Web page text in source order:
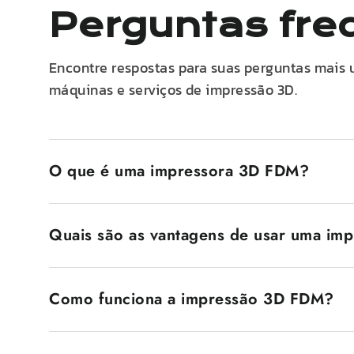
Perguntas
Encontre respostas para suas perguntas mais
máquinas e serviços de impressão 3D.
O que é uma impressora 3D FDM?
por camada de filamento de plástico fundido. O
usuários iniciantes e profissionais.
Quais são as vantagens de usar uma
Essa economia as torna acessíveis a um amplo
versáteis, o que permite seu uso em uma ampla
Como funciona a impressão 3D FDM?